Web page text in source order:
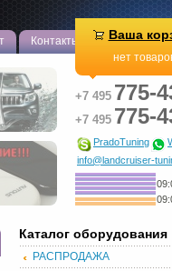
Контакты Ваша
нет
+7 495 775-
+7 495 775-
PradoTuning
info@landcruiser-
Каталог оборудования
РАСПРОДАЖА